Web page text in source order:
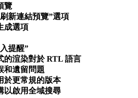
覽
新連結預覽”選項
成選項
提醒”
的渲染對於 RTL 語言
和遺留問題
於更常規的版本
以啟用全域搜尋